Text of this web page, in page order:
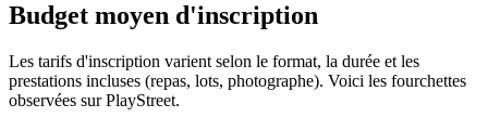
Budget moyen d'inscription
Les tarifs d'inscription varient selon le format, la durée et les
prestations incluses (repas, lots, photographe). Voici les fourchettes
observées sur PlayStreet.